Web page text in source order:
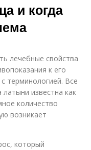
и когда
лечебные свойства
к его
терминологией. Все
известна как
количество
возникает
который